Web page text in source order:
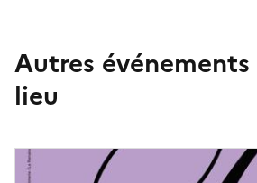
Autres événements
lieu